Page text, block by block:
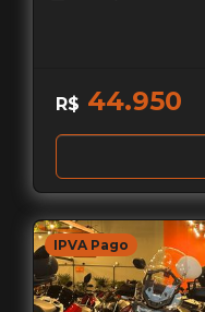
R$ 44.950
IPVA Pago